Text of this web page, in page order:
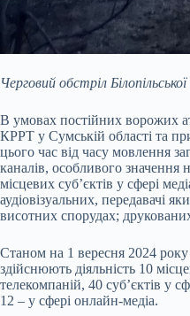
Черговий обстріл
В умовах постійних ворожих
КРРТ у Сумській області та
цього час від часу мовлення
каналів, особливого значення
місцевих суб’єктів у сфері
аудіовізуальних, передавачі
висотних спорудах;
Станом на 1 вересня 2024
здійснюють діяльність 10
телекомпаній, 40 суб’єктів у
12 – у сфері онлайн-медіа.